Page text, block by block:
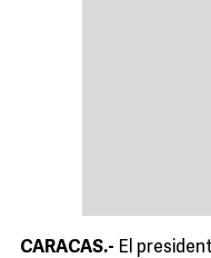
CARACAS.- El